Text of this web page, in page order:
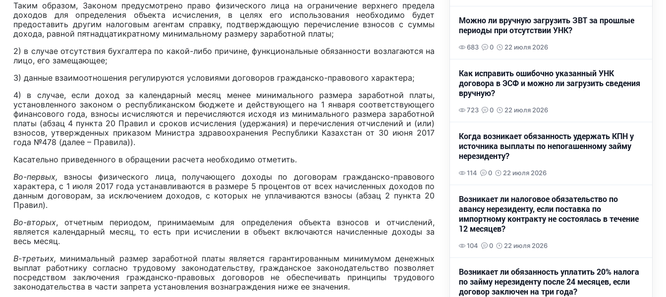
Таким образом, Законом предусмотрено право физического лица на ограничение верхнего предела
доходов для определения объекта исчисления, в целях его использования необходимо будет
предоставить другим налоговым агентам справку, подтверждающую перечисление взносов с суммы
дохода, равной пятнадцатикратному минимальному размеру заработной платы;
2) в случае отсутствия бухгалтера по какой-либо причине, функциональные обязанности возлагаются на
лицо, его замещающее;
3) данные взаимоотношения регулируются условиями договоров гражданско-правового характера;
4) в случае, если доход за календарный месяц менее минимального размера заработной платы,
установленного законом о республиканском бюджете и действующего на 1 января соответствующего
финансового года, взносы исчисляются и перечисляются исходя из минимального размера заработной
платы (абзац 4 пункта 20 Правил и сроков исчисления (удержания) и перечисления отчислений и (или)
взносов, утвержденных приказом Министра здравоохранения Республики Казахстан от 30 июня 2017
года №478 (далее – Правила)).
Касательно приведенного в обращении расчета необходимо отметить.
Во-первых, взносы физического лица, получающего доходы по договорам гражданско-правового
характера, с 1 июля 2017 года устанавливаются в размере 5 процентов от всех начисленных доходов по
данным договорам, за исключением доходов, с которых не уплачиваются взносы (абзац 2 пункта 20
Правил).
Во-вторых, отчетным периодом, принимаемым для определения объекта взносов и отчислений,
является календарный месяц, то есть при исчислении в объект включаются начисленные доходы за
весь месяц.
В-третьих, минимальный размер заработной платы является гарантированным минимумом денежных
выплат работнику согласно трудовому законодательству, гражданское законодательство позволяет
посредством заключения гражданско-правовых договоров не обеспечивать принципы трудового
законодательства в части запрета установления вознаграждения ниже ее значения.
Можно ли вручную загрузить ЗВТ за прошлые
периоды при отсутствии УНК?
683 0 22 июля 2026
Как исправить ошибочно указанный УНК
договора в ЭСФ и можно ли загрузить сведения
вручную?
723 0 22 июля 2026
Когда возникает обязанность удержать КПН у
источника выплаты по непогашенному займу
нерезиденту?
114 0 22 июля 2026
Возникает ли налоговое обязательство по
авансу нерезиденту, если поставка по
импортному контракту не состоялась в течение
12 месяцев?
104 0 22 июля 2026
Возникает ли обязанность уплатить 20% налога
по займу нерезиденту после 24 месяцев, если
договор заключен на три года?